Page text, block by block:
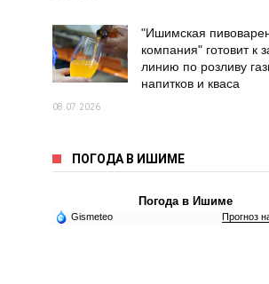
"Ишимская
компания" готовит к
линию по розливу
напитков и кваса
08.07.2026
ПОГОДА В ИШИМЕ
Погода в Ишиме
Gismeteo Прогноз